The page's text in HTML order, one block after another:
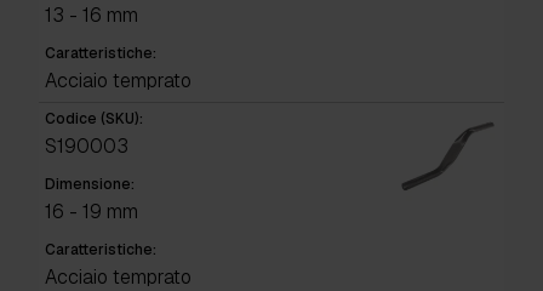
13 - 16 mm
Caratteristiche:
Acciaio temprato
Codice (SKU):
S190003
Dimensione:
16 - 19 mm
Caratteristiche:
Acciaio temprato